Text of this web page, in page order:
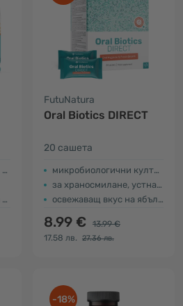
FutuNatura
Oral Biotics DIRECT
20 сашета
микробиологични култури + инулин
за храносмилане, устна хигиена и свеж дъх
освежаващ вкус на ябълка
8.99 €
13.99 €
17.58 лв.
27.36 лв.
-18%